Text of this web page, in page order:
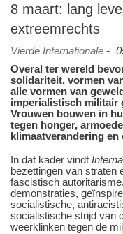
8 maart: lang
extreemrechts
Vierde Internationale -
Overal ter wereld
solidariteit, vormen
alle vormen van
imperialistisch militair
Vrouwen bouwen in
tegen honger,
klimaatverandering
In dat kader vindt
bezettingen van straten
fascistisch
demonstraties,
socialistische,
socialistische strijd van
weerklinken tegen de